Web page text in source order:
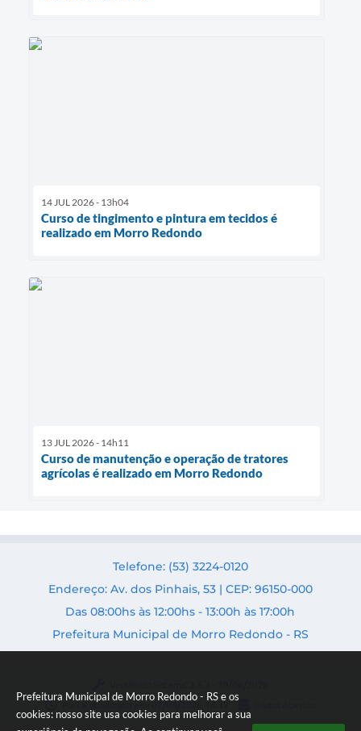
Prefeitura Municipal de Morro Redondo - RS e os
cookies: nosso site usa cookies para melhorar a sua
14 JUL 2026 - 13h04
Curso de tingimento e pintura em tecidos é
realizado em Morro Redondo
13 JUL 2026 - 14h11
Curso de manutenção e operação de tratores
agrícolas é realizado em Morro Redondo
Telefone: (53) 3224-0120
Endereço: Av. dos Pinhais, 53 | CEP: 96150-000
Das 08:00hs às 12:00hs - 13:00h às 17:00h
Prefeitura Municipal de Morro Redondo - RS
Portal atualizado em: